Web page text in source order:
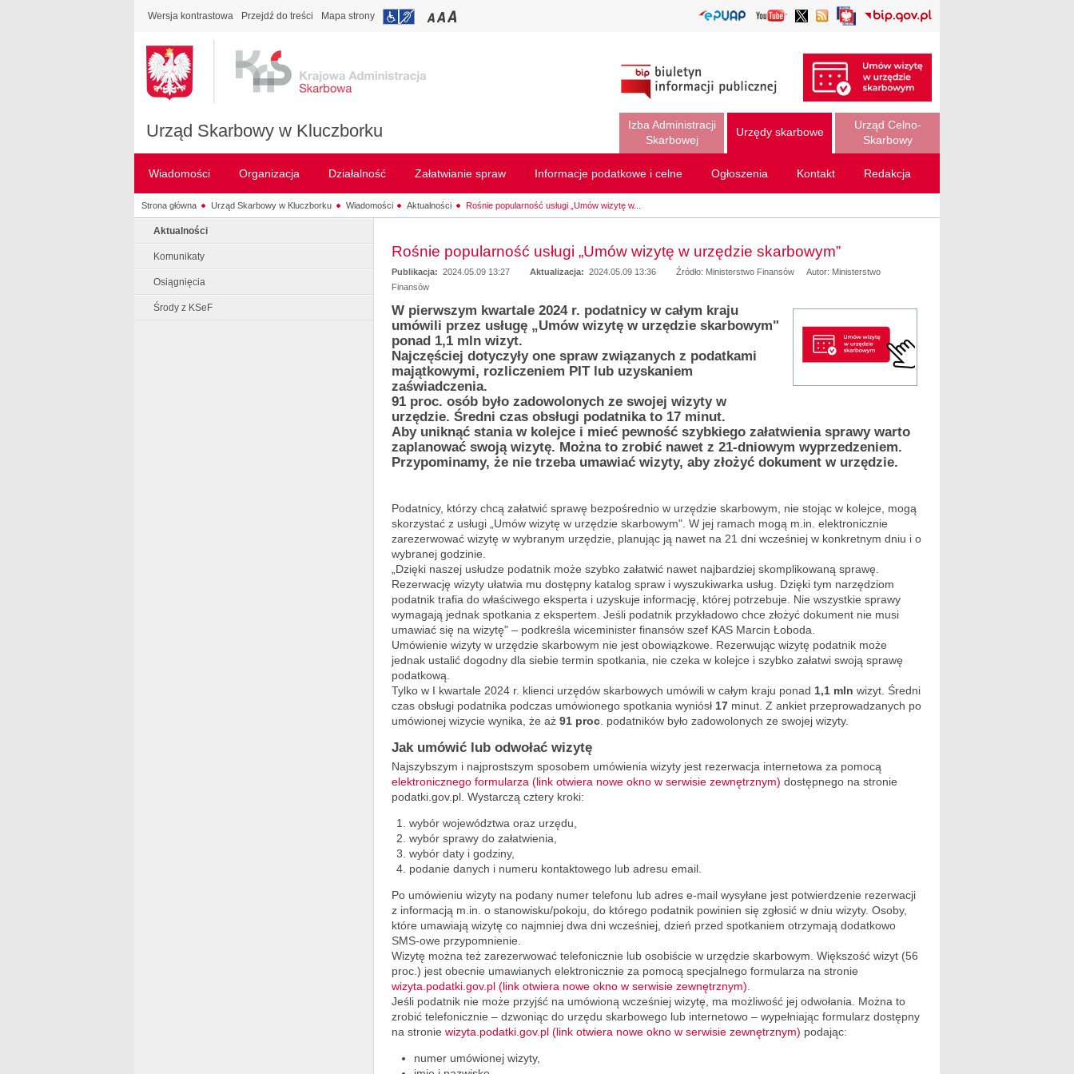
Wersja kontrastowa Przejdź do treści Mapa strony
Urząd Skarbowy w Kluczborku
Izba Administracji
Skarbowej
Urzędy skarbowe
Urząd Celno-
Skarbowy
Wiadomości Organizacja Działalność Załatwianie spraw Informacje podatkowe i celne Ogłoszenia Kontakt Redakcja
Strona główna Urząd Skarbowy w Kluczborku Wiadomości Aktualności Rośnie popularność usługi „Umów wizytę w...
Aktualności
Komunikaty
Osiągnięcia
Środy z KSeF
Rośnie popularność usługi „Umów wizytę w urzędzie skarbowym”
Publikacja: 2024.05.09 13:27 Aktualizacja: 2024.05.09 13:36 Źródło: Ministerstwo Finansów
Autor: Ministerstwo
Finansów
W pierwszym kwartale 2024 r. podatnicy w całym kraju
umówili przez usługę „Umów wizytę w urzędzie skarbowym"
ponad 1,1 mln wizyt.
Najczęściej dotyczyły one spraw związanych z podatkami
majątkowymi, rozliczeniem PIT lub uzyskaniem
zaświadczenia.
91 proc. osób było zadowolonych ze swojej wizyty w
urzędzie. Średni czas obsługi podatnika to 17 minut.
Aby uniknąć stania w kolejce i mieć pewność szybkiego załatwienia sprawy warto
zaplanować swoją wizytę. Można to zrobić nawet z 21-dniowym wyprzedzeniem.
Przypominamy, że nie trzeba umawiać wizyty, aby złożyć dokument w urzędzie.
Podatnicy, którzy chcą załatwić sprawę bezpośrednio w urzędzie skarbowym, nie stojąc w kolejce, mogą
skorzystać z usługi „Umów wizytę w urzędzie skarbowym". W jej ramach mogą m.in. elektronicznie
zarezerwować wizytę w wybranym urzędzie, planując ją nawet na 21 dni wcześniej w konkretnym dniu i o
wybranej godzinie.
„Dzięki naszej usłudze podatnik może szybko załatwić nawet najbardziej skomplikowaną sprawę.
Rezerwację wizyty ułatwia mu dostępny katalog spraw i wyszukiwarka usług. Dzięki tym narzędziom
podatnik trafia do właściwego eksperta i uzyskuje informację, której potrzebuje. Nie wszystkie sprawy
wymagają jednak spotkania z ekspertem. Jeśli podatnik przykładowo chce złożyć dokument nie musi
umawiać się na wizytę" – podkreśla wiceminister finansów szef KAS Marcin Łoboda.
Umówienie wizyty w urzędzie skarbowym nie jest obowiązkowe. Rezerwując wizytę podatnik może
jednak ustalić dogodny dla siebie termin spotkania, nie czeka w kolejce i szybko załatwi swoją sprawę
podatkową.
Tylko w I kwartale 2024 r. klienci urzędów skarbowych umówili w całym kraju ponad 1,1 mln wizyt. Średni
czas obsługi podatnika podczas umówionego spotkania wyniósł 17 minut. Z ankiet przeprowadzanych po
umówionej wizycie wynika, że aż 91 proc . podatników było zadowolonych ze swojej wizyty.
Jak umówić lub odwołać wizytę
Najszybszym i najprostszym sposobem umówienia wizyty jest rezerwacja internetowa za pomocą
elektronicznego formularza (link otwiera nowe okno w serwisie zewnętrznym) dostępnego na stronie
podatki.gov.pl. Wystarczą cztery kroki:
wybór województwa oraz urzędu,
wybór sprawy do załatwienia,
wybór daty i godziny,
podanie danych i numeru kontaktowego lub adresu email.
Po umówieniu wizyty na podany numer telefonu lub adres e-mail wysyłane jest potwierdzenie rezerwacji
z informacją m.in. o stanowisku/pokoju, do którego podatnik powinien się zgłosić w dniu wizyty. Osoby,
które umawiają wizytę co najmniej dwa dni wcześniej, dzień przed spotkaniem otrzymają dodatkowo
SMS-owe przypomnienie.
Wizytę można też zarezerwować telefonicznie lub osobiście w urzędzie skarbowym. Większość wizyt (56
proc.) jest obecnie umawianych elektronicznie za pomocą specjalnego formularza na stronie
wizyta.podatki.gov.pl (link otwiera nowe okno w serwisie zewnętrznym)
Jeśli podatnik nie może przyjść na umówioną wcześniej wizytę, ma możliwość jej odwołania. Można to
zrobić telefonicznie – dzwoniąc do urzędu skarbowego lub internetowo – wypełniając formularz dostępny
na stronie wizyta.podatki.gov.pl (link otwiera nowe okno w serwisie zewnętrznym) podając:
numer umówionej wizyty,